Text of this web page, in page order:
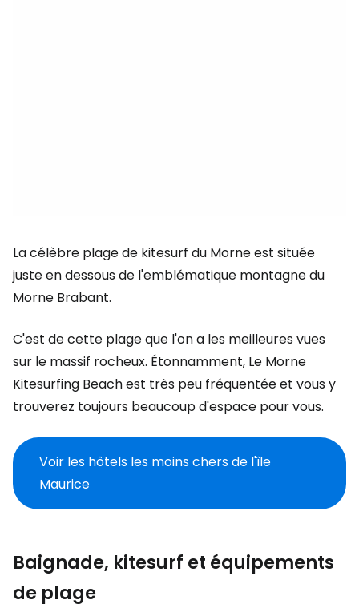
La célèbre plage de kitesurf du Morne est située
juste en dessous de l'emblématique montagne du
Morne Brabant.
C'est de cette plage que l'on a les meilleures vues
sur le massif rocheux. Étonnamment, Le Morne
Kitesurfing Beach est très peu fréquentée et vous y
trouverez toujours beaucoup d'espace pour vous.
Voir les hôtels les moins chers de l'île
Maurice
Baignade, kitesurf et équipements
de plage